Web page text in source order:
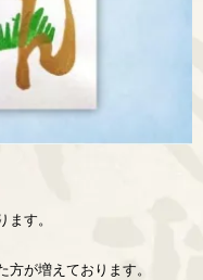
す。
が増えております。